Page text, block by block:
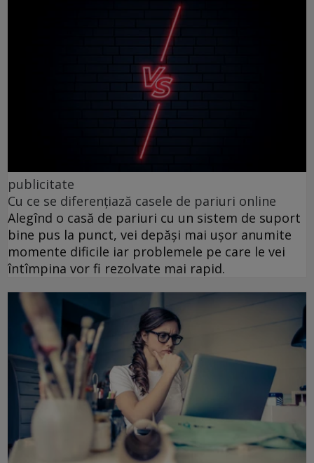
publicitate
Cu ce se diferențiază casele de pariuri online
Alegînd o casă de pariuri cu un sistem de suport
bine pus la punct, vei depăși mai ușor anumite
momente dificile iar problemele pe care le vei
întîmpina vor fi rezolvate mai rapid.